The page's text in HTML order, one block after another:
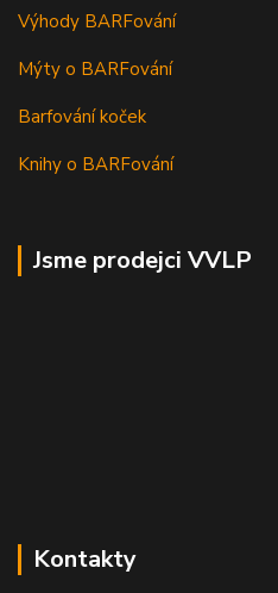
Výhody BARFování
Mýty o BARFování
Barfování koček
Knihy o BARFování
Jsme prodejci VVLP
Kontakty